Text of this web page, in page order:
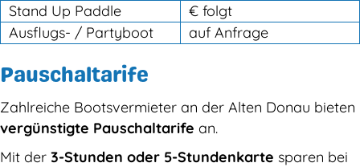
Stand Up Paddle
€ folgt
Ausflugs- / Partyboot
auf Anfrage
Pauschaltarife
Zahlreiche Bootsvermieter an der Alten Donau bieten
vergünstigte Pauschaltarife an.
Mit der 3-Stunden oder 5-Stundenkarte sparen bei